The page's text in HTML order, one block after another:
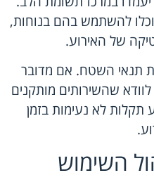
להשתמש בהם בנוחות,
של האירוע.
תנאי השטח. אם מדובר
שהשירותים מותקנים
תקלות לא נעימות בזמן
השימוש